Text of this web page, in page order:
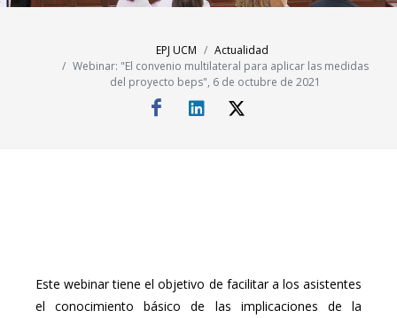
EPJ UCM
Actualidad
Webinar: "El convenio multilateral para aplicar las medidas
del proyecto beps", 6 de octubre de 2021
Este webinar tiene el objetivo de facilitar a los asistentes
el conocimiento básico de las implicaciones de la